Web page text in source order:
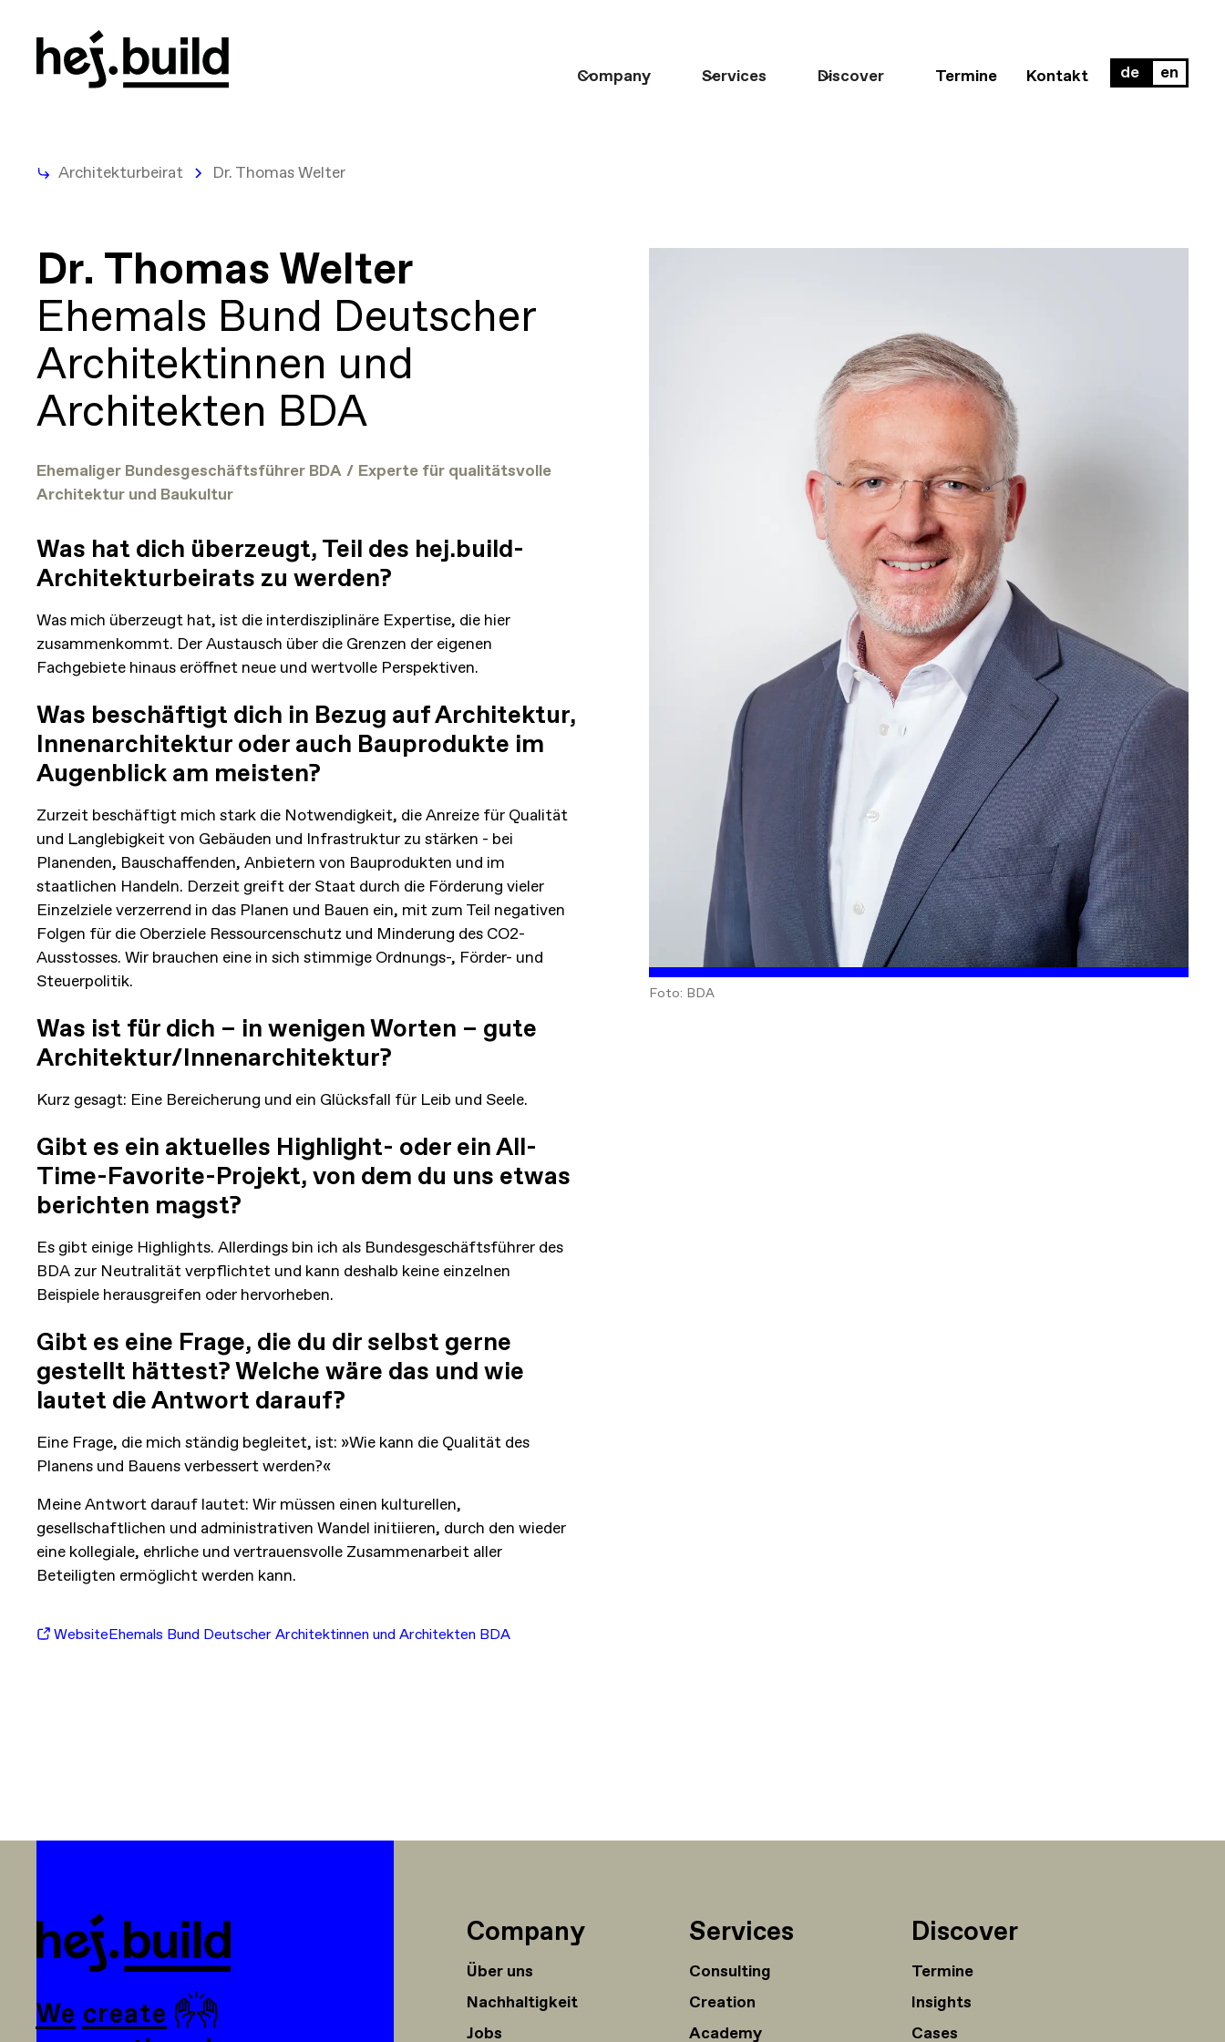
Company Services Discover Termine Kontakt de en
Architekturbeirat Dr. Thomas Welter
Dr. Thomas Welter
Ehemals Bund Deutscher
Architektinnen und
Architekten BDA
Ehemaliger Bundesgeschäftsführer BDA / Experte für qualitätsvolle
Architektur und Baukultur
Was hat dich überzeugt, Teil des hej.build-
Architekturbeirats zu werden?
Was mich überzeugt hat, ist die interdisziplinäre Expertise, die hier
zusammenkommt. Der Austausch über die Grenzen der eigenen
Fachgebiete hinaus eröffnet neue und wertvolle Perspektiven.
Was beschäftigt dich in Bezug auf Architektur,
Innenarchitektur oder auch Bauprodukte im
Augenblick am meisten?
Zurzeit beschäftigt mich stark die Notwendigkeit, die Anreize für Qualität
und Langlebigkeit von Gebäuden und Infrastruktur zu stärken - bei
Planenden, Bauschaffenden, Anbietern von Bauprodukten und im
staatlichen Handeln. Derzeit greift der Staat durch die Förderung vieler
Einzelziele verzerrend in das Planen und Bauen ein, mit zum Teil negativen
Folgen für die Oberziele Ressourcenschutz und Minderung des CO2-
Ausstosses. Wir brauchen eine in sich stimmige Ordnungs-, Förder- und
Steuerpolitik.
Was ist für dich – in wenigen Worten – gute
Architektur/Innenarchitektur?
Kurz gesagt: Eine Bereicherung und ein Glücksfall für Leib und Seele.
Gibt es ein aktuelles Highlight- oder ein All-
Time-Favorite-Projekt, von dem du uns etwas
berichten magst?
Es gibt einige Highlights. Allerdings bin ich als Bundesgeschäftsführer des
BDA zur Neutralität verpflichtet und kann deshalb keine einzelnen
Beispiele herausgreifen oder hervorheben.
Gibt es eine Frage, die du dir selbst gerne
gestellt hättest? Welche wäre das und wie
lautet die Antwort darauf?
Eine Frage, die mich ständig begleitet, ist: »Wie kann die Qualität des
Planens und Bauens verbessert werden?«
Meine Antwort darauf lautet: Wir müssen einen kulturellen,
gesellschaftlichen und administrativen Wandel initiieren, durch den wieder
eine kollegiale, ehrliche und vertrauensvolle Zusammenarbeit aller
Beteiligten ermöglicht werden kann.
WebsiteEhemals Bund Deutscher Architektinnen und Architekten BDA
Foto: BDA
We create 🙌
Company
Über uns
Nachhaltigkeit
Jobs
Services
Consulting
Creation
Academy
Discover
Termine
Insights
Cases